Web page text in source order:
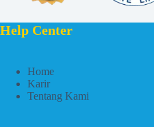
Help Center
Home
Karir
Tentang Kami